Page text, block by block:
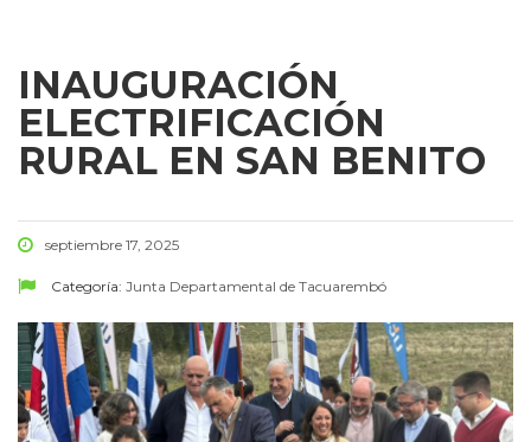
INAUGURACIÓN
ELECTRIFICACIÓN
RURAL EN SAN BENITO
septiembre 17, 2025
Categoría: Junta Departamental de Tacuarembó